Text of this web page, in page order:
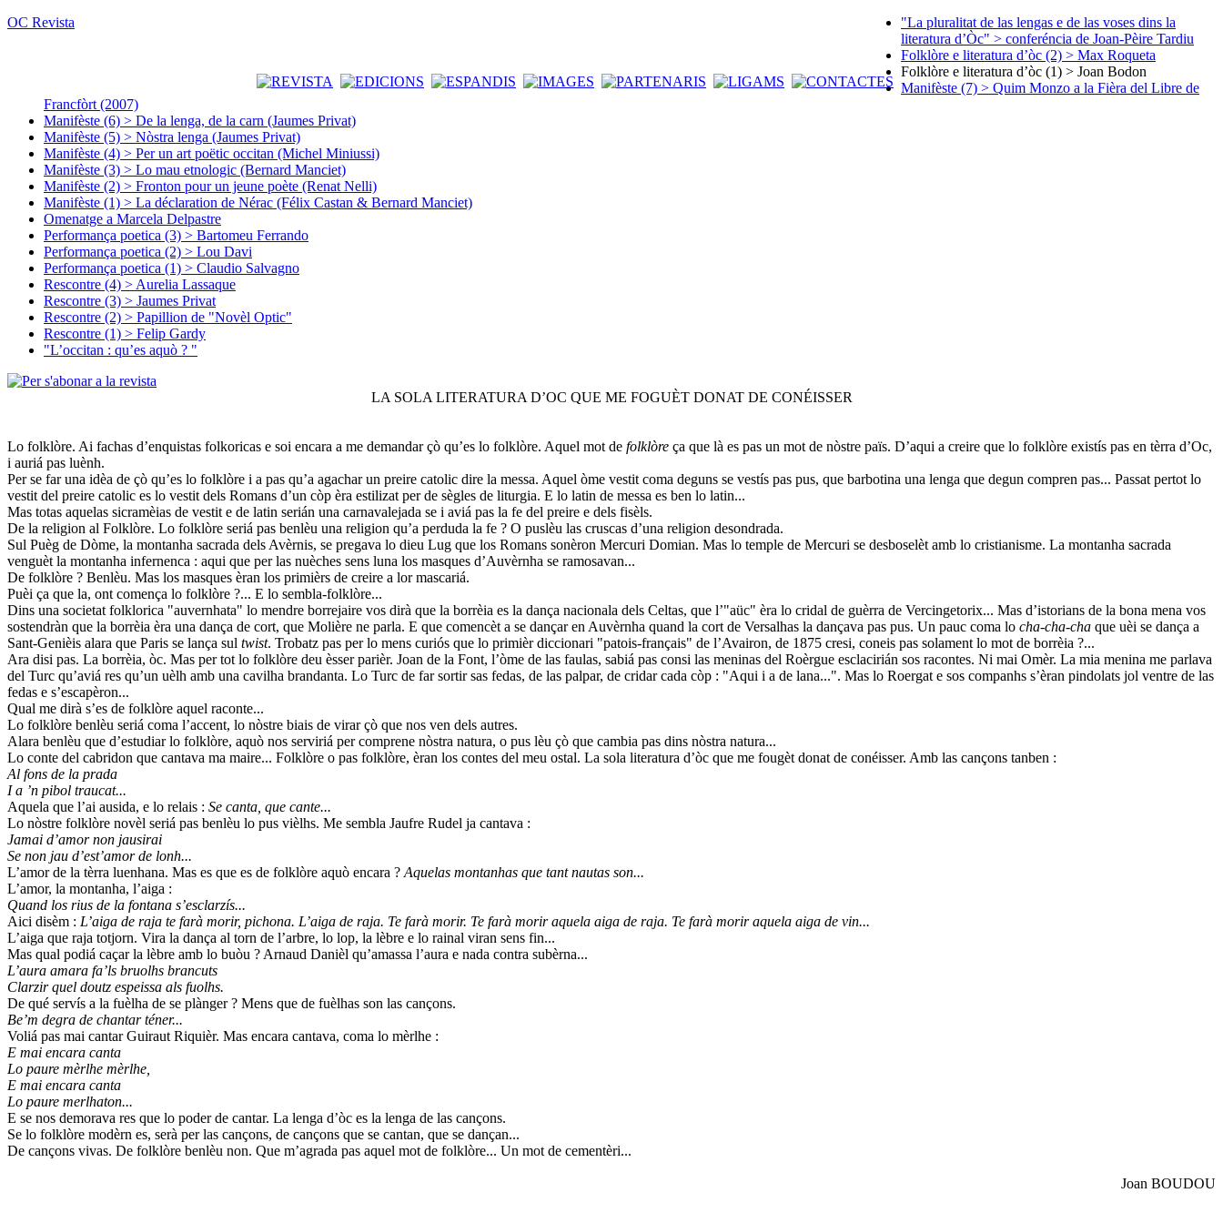
OC Revista
"La pluralitat de las lengas e de las voses dins la
literatura d’Òc" > conferéncia de Joan-Pèire Tardiu
Folklòre e literatura d’òc (2) > Max Roqueta
Folklòre e literatura d’òc (1) > Joan Bodon
Manifèste (7) > Quim Monzo a la Fièra del Libre de
Francfòrt (2007)
Manifèste (6) > De la lenga, de la carn (Jaumes Privat)
Manifèste (5) > Nòstra lenga (Jaumes Privat)
Manifèste (4) > Per un art poëtic occitan (Michel Miniussi)
Manifèste (3) > Lo mau etnologic (Bernard Manciet)
Manifèste (2) > Fronton pour un jeune poète (Renat Nelli)
Manifèste (1) > La déclaration de Nérac (Félix Castan & Bernard Manciet)
Omenatge a Marcela Delpastre
Performança poetica (3) > Bartomeu Ferrando
Performança poetica (2) > Lou Davi
Performança poetica (1) > Claudio Salvagno
Rescontre (4) > Aurelia Lassaque
Rescontre (3) > Jaumes Privat
Rescontre (2) > Papillion de "Novèl Optic"
Rescontre (1) > Felip Gardy
"L’occitan : qu’es aquò ? "
LA SOLA LITERATURA D’OC QUE ME FOGUÈT DONAT DE CONÉISSER
Lo folklòre. Ai fachas d’enquistas folkoricas e soi encara a me demandar çò qu’es lo folklòre. Aquel mot de folklòre ça que là es pas un mot de nòstre païs. D’aqui a creire que lo folklòre existís pas en tèrra d’Oc,
i auriá pas luènh.
Per se far una idèa de çò qu’es lo folklòre i a pas qu’a agachar un preire catolic dire la messa. Aquel òme vestit coma deguns se vestís pas pus, que barbotina una lenga que degun compren pas... Passat pertot lo
vestit del preire catolic es lo vestit dels Romans d’un còp èra estilizat per de sègles de liturgia. E lo latin de messa es ben lo latin...
Mas totas aquelas sicramèias de vestit e de latin serián una carnavalejada se i aviá pas la fe del preire e dels fisèls.
De la religion al Folklòre. Lo folklòre seriá pas benlèu una religion qu’a perduda la fe ? O puslèu las cruscas d’una religion desondrada.
Sul Puèg de Dòme, la montanha sacrada dels Avèrnis, se pregava lo dieu Lug que los Romans sonèron Mercuri Domian. Mas lo temple de Mercuri se desboselèt amb lo cristianisme. La montanha sacrada
venguèt la montanha infernenca : aqui que per las nuèches sens luna los masques d’Auvèrnha se ramosavan...
De folklòre ? Benlèu. Mas los masques èran los primièrs de creire a lor mascariá.
Puèi ça que la, ont comença lo folklòre ?... E lo sembla-folklòre...
Dins una societat folklorica "auvernhata" lo mendre borrejaire vos dirà que la borrèia es la dança nacionala dels Celtas, que l’"aüc" èra lo cridal de guèrra de Vercingetorix... Mas d’istorians de la bona mena vos
sostendràn que la borrèia èra una dança de cort, que Molière ne parla. E que comencèt a se dançar en Auvèrnha quand la cort de Versalhas la dançava pas pus. Un pauc coma lo cha-cha-cha que uèi se dança a
Sant-Genièis alara que Paris se lança sul twist. Trobatz pas per lo mens curiós que lo primièr diccionari "patois-français" de l’Avairon, de 1875 cresi, coneis pas solament lo mot de borrèia ?...
Ara disi pas. La borrèia, òc. Mas per tot lo folklòre deu èsser parièr. Joan de la Font, l’òme de las faulas, sabiá pas consi las meninas del Roèrgue esclacirián sos racontes. Ni mai Omèr. La mia menina me parlava
del Turc qu’aviá res qu’un uèlh amb una cavilha brandanta. Lo Turc de far sortir sas fedas, de las palpar, de cridar cada còp : "Aqui i a de lana...". Mas lo Roergat e sos companhs s’èran pindolats jol ventre de las
fedas e s’escapèron...
Qual me dirà s’es de folklòre aquel raconte...
Lo folklòre benlèu seriá coma l’accent, lo nòstre biais de virar çò que nos ven dels autres.
Alara benlèu que d’estudiar lo folklòre, aquò nos serviriá per comprene nòstra natura, o pus lèu çò que cambia pas dins nòstra natura...
Lo conte del cabridon que cantava ma maire... Folklòre o pas folklòre, èran los contes del meu ostal. La sola literatura d’òc que me fougèt donat de conéisser. Amb las cançons tanben :
Al fons de la prada
I a ’n pibol traucat...
Aquela que l’ai ausida, e lo relais : Se canta, que cante...
Lo nòstre folklòre novèl seriá pas benlèu lo pus vièlhs. Me sembla Jaufre Rudel ja cantava :
Jamai d’amor non jausirai
Se non jau d’est’amor de lonh...
L’amor de la tèrra luenhana. Mas es que es de folklòre aquò encara ? Aquelas montanhas que tant nautas son...
L’amor, la montanha, l’aiga :
Quand los rius de la fontana s’esclarzís...
Aici disèm : L’aiga de raja te farà morir, pichona. L’aiga de raja. Te farà morir. Te farà morir aquela aiga de raja. Te farà morir aquela aiga de vin...
L’aiga que raja totjorn. Vira la dança al torn de l’arbre, lo lop, la lèbre e lo rainal viran sens fin...
Mas qual podiá caçar la lèbre amb lo buòu ? Arnaud Danièl qu’amassa l’aura e nada contra subèrna...
L’aura amara fa’ls bruolhs brancuts
Clarzir quel doutz espeissa als fuolhs.
De qué servís a la fuèlha de se plànger ? Mens que de fuèlhas son las cançons.
Be’m degra de chantar téner...
Voliá pas mai cantar Guiraut Riquièr. Mas encara cantava, coma lo mèrlhe :
E mai encara canta
Lo paure mèrlhe mèrlhe,
E mai encara canta
Lo paure merlhaton...
E se nos demorava res que lo poder de cantar. La lenga d’òc es la lenga de las cançons.
Se lo folklòre modèrn es, serà per las cançons, de cançons que se cantan, que se dançan...
De cançons vivas. De folklòre benlèu non. Que m’agrada pas aquel mot de folklòre... Un mot de cementèri...
Joan BOUDOU